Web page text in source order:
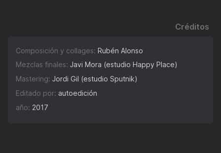
Créditos
Composición y collages: Rubén Alonso
Mezclas finales: Javi Mora (estudio Happy Place)
Mastering: Jordi Gil (estudio Sputnik)
Editado por: autoedición
año: 2017